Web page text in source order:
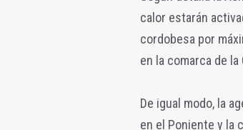
calor estarán
cordobesa por
en la comarca de la
De igual modo, la
en el Poniente y la